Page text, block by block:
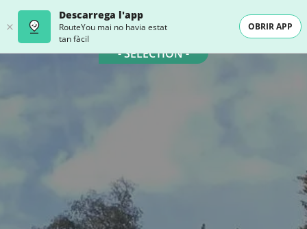
Descarrega l'app
RouteYou mai no havia estat
tan fàcil
OBRIR APP
- SELECTION -